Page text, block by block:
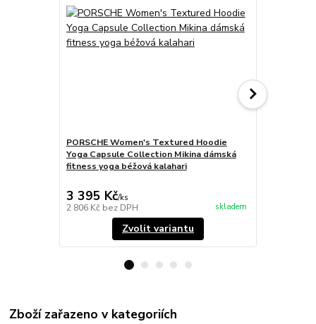
PORSCHE Women's Textured Hoodie
Yoga Capsule Collection Mikina dámská
fitness yoga béžová kalahari
3 395 Kč/ks
2 806 Kč bez DPH skladem
Zvolit variantu
Zboží zařazeno v kategoriích